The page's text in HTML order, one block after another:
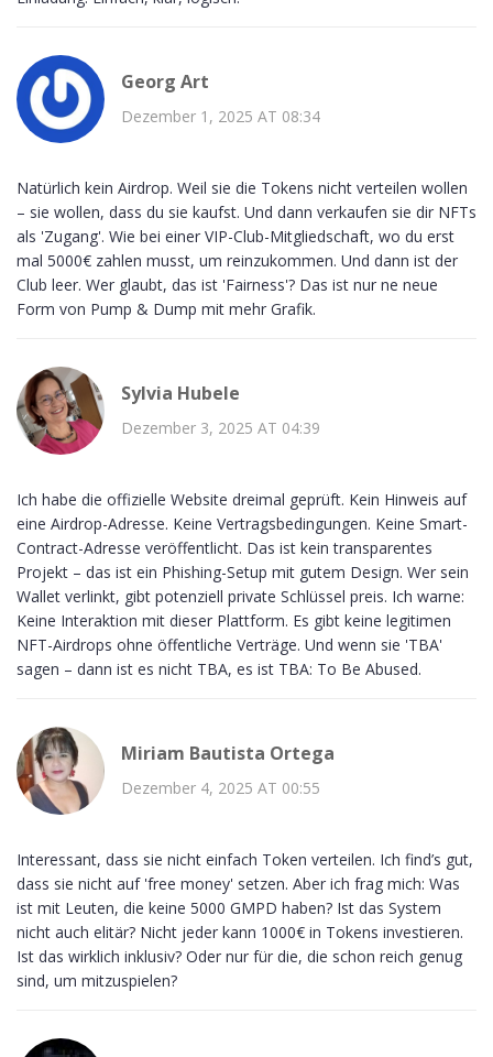
Georg Art
Dezember 1, 2025 AT 08:34
Natürlich kein Airdrop. Weil sie die Tokens nicht verteilen wollen
– sie wollen, dass du sie kaufst. Und dann verkaufen sie dir NFTs
als 'Zugang'. Wie bei einer VIP-Club-Mitgliedschaft, wo du erst
mal 5000€ zahlen musst, um reinzukommen. Und dann ist der
Club leer. Wer glaubt, das ist 'Fairness'? Das ist nur ne neue
Form von Pump & Dump mit mehr Grafik.
Sylvia Hubele
Dezember 3, 2025 AT 04:39
Ich habe die offizielle Website dreimal geprüft. Kein Hinweis auf
eine Airdrop-Adresse. Keine Vertragsbedingungen. Keine Smart-
Contract-Adresse veröffentlicht. Das ist kein transparentes
Projekt – das ist ein Phishing-Setup mit gutem Design. Wer sein
Wallet verlinkt, gibt potenziell private Schlüssel preis. Ich warne:
Keine Interaktion mit dieser Plattform. Es gibt keine legitimen
NFT-Airdrops ohne öffentliche Verträge. Und wenn sie 'TBA'
sagen – dann ist es nicht TBA, es ist TBA: To Be Abused.
Miriam Bautista Ortega
Dezember 4, 2025 AT 00:55
Interessant, dass sie nicht einfach Token verteilen. Ich find’s gut,
dass sie nicht auf 'free money' setzen. Aber ich frag mich: Was
ist mit Leuten, die keine 5000 GMPD haben? Ist das System
nicht auch elitär? Nicht jeder kann 1000€ in Tokens investieren.
Ist das wirklich inklusiv? Oder nur für die, die schon reich genug
sind, um mitzuspielen?